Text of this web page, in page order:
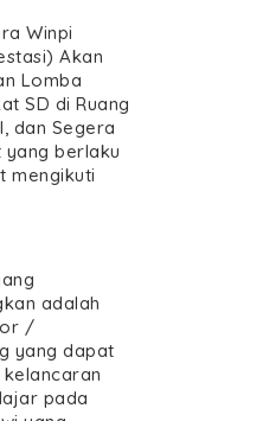
Winpi
Akan
Lomba
SD di Ruang
dan Segera
yang berlaku
mengikuti
adalah
/
yang dapat
pada